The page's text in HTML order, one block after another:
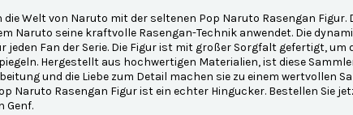
die Welt von Naruto mit der seltenen Pop Naruto Rasengan
Naruto seine kraftvolle Rasengan-Technik anwendet. Die
jeden Fan der Serie. Die Figur ist mit großer Sorgfalt gefertigt,
Hergestellt aus hochwertigen Materialien, ist diese
und die Liebe zum Detail machen sie zu einem wertvollen
Naruto Rasengan Figur ist ein echter Hingucker. Bestellen Sie
Genf.